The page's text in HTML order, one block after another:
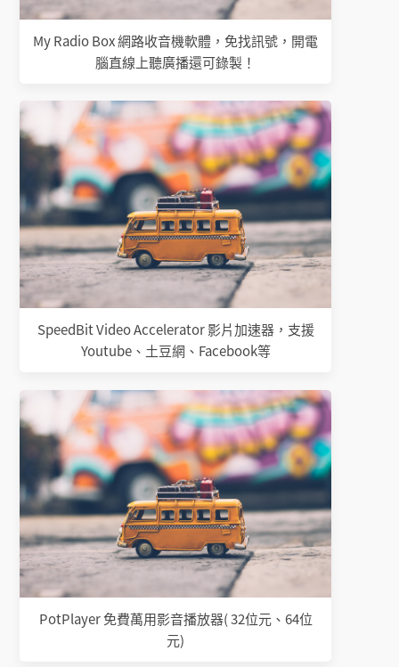
My Radio Box 網路收音機軟體，免找訊號，開電
腦直線上聽廣播還可錄製！
SpeedBit Video Accelerator 影片加速器，支援
Youtube、土豆網、Facebook等
PotPlayer 免費萬用影音播放器( 32位元、64位
元)